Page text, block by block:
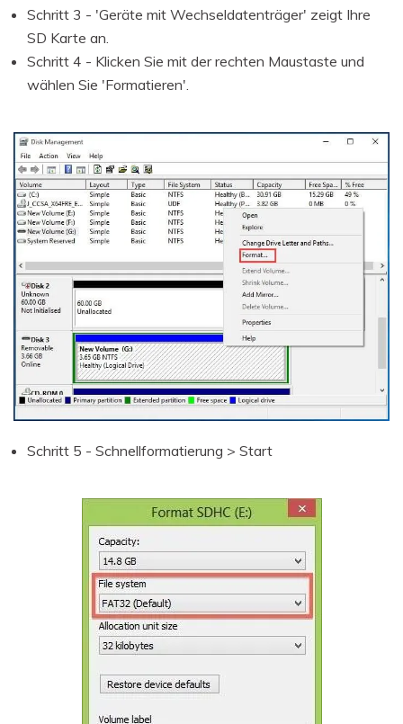
Schritt 3 - 'Geräte mit Wechseldatenträger' zeigt Ihre
SD Karte an.
Schritt 4 - Klicken Sie mit der rechten Maustaste und
wählen Sie 'Formatieren'.
Schritt 5 - Schnellformatierung > Start